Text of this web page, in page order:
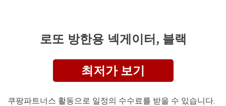
로또 방한용 넥게이터, 블랙
최저가 보기
쿠팡파트너스 활동으로 일정의 수수료를 받을 수 있습니다.